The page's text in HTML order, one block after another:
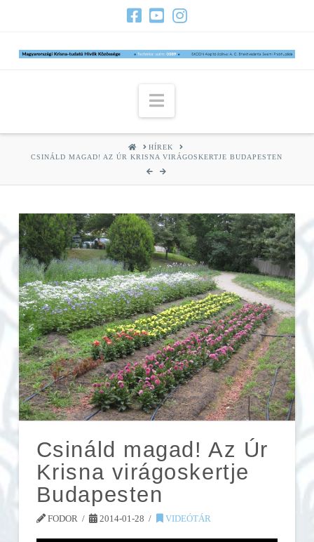
Navigation
HOMEHÍREK
CSINÁLD MAGAD! AZ ÚR KRISNA VIRÁGOSKERTJE BUDAPESTEN
Csináld magad! Az Úr
Krisna virágoskertje
Budapesten
FODOR 2014-01-28 VIDEÓTÁR